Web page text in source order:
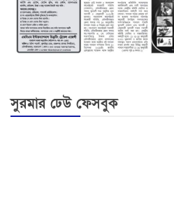
সুরমার ঢেউ ফেসবুক